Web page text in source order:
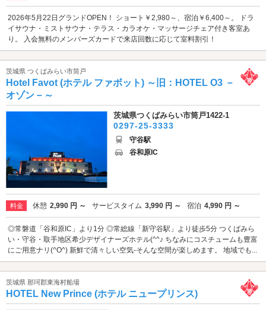
2026年5月22日グランドOPEN！ ショート￥2,980～、宿泊￥6,400～。 ドラ
イサウナ・ミストサウナ・テラス・カラオケ・マッサージチェア付き客室あ
り。 入会無料のメンバーズカードで来店回数に応じて室料割引！
茨城県 つくばみらい市筒戸
Hotel Favot (ホテル ファボット) ～旧：HOTEL O3 －
オゾン－～
茨城県つくばみらい市筒戸1422-1
0297-25-3333
守谷駅
谷和原IC
料金 休憩 2,990 円 ～ サービスタイム 3,990 円 ～ 宿泊 4,990 円 ～
◎常磐道「谷和原IC」より1分 ◎常総線「新守谷駅」より徒歩5分 つくばみら
い・守谷・取手地区希少デザイナーズホテル(^^♪ ちなみにコスチュームも豊富
にご用意ナリ(^O^) 新鮮で清々しい空気-そんな空間が楽しめます。 地域でも...
茨城県 那珂郡東海村船場
HOTEL New Prince (ホテル ニュープリンス)